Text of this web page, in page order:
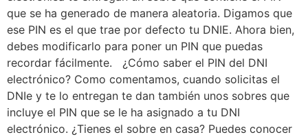
que se ha generado de manera aleatoria. Digamos que
ese PIN es el que trae por defecto tu DNIE. Ahora bien,
debes modificarlo para poner un PIN que puedas
recordar fácilmente. ¿Cómo saber el PIN del DNI
electrónico? Como comentamos, cuando solicitas el
DNIe y te lo entregan te dan también unos sobres que
incluye el PIN que se le ha asignado a tu DNI
electrónico. ¿Tienes el sobre en casa? Puedes conocer